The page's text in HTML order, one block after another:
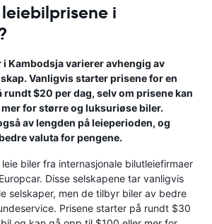
i
i Kambodsja varierer avhengig av
Vanligvis starter prisene for en
$20 per dag, selv om prisene kan
for større og luksuriøse biler.
av lengden på leieperioden, og
valuta for pengene.
biler fra internasjonale bilutleiefirmaer
Disse selskapene tar vanligvis
selskaper, men de tilbyr biler av bedre
Prisene starter på rundt $30